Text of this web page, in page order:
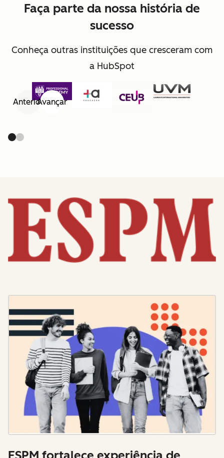
Faça parte da nossa história de
sucesso
Conheça outras instituições que cresceram com
a HubSpot
AnteriorAvançar